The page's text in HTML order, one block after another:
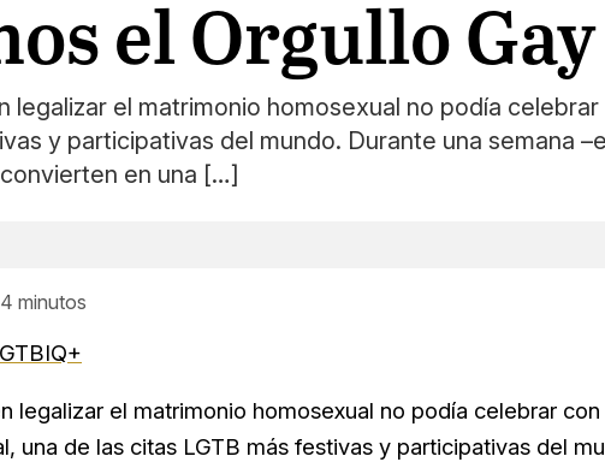
el Orgullo
legalizar el matrimonio homosexual no podía
y participativas del mundo. Durante una semana
en una […]
4 minutos
legalizar el matrimonio homosexual no podía celebrar
una de las citas LGTB más festivas y participativas del